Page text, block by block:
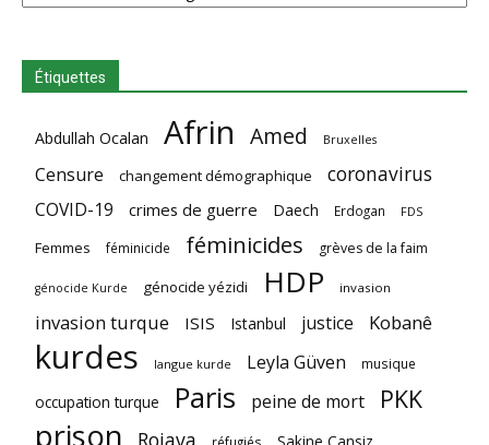
Étiquettes
Abdullah Ocalan Afrin Amed Bruxelles
Censure changement démographique coronavirus
COVID-19 crimes de guerre Daech Erdogan FDS
Femmes féminicide féminicides grèves de la faim
génocide Kurde génocide yézidi HDP invasion
invasion turque ISIS Istanbul justice Kobanê
kurdes langue kurde Leyla Güven musique
occupation turque Paris peine de mort PKK
prison Rojava